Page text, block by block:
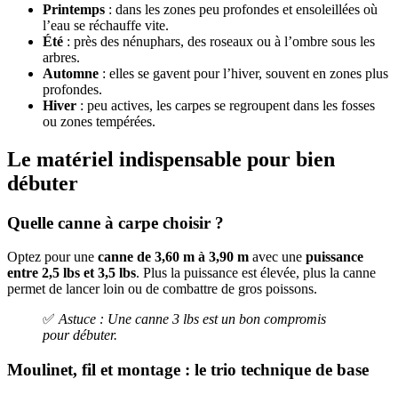
Printemps : dans les zones peu profondes et ensoleillées où
l’eau se réchauffe vite.
Été : près des nénuphars, des roseaux ou à l’ombre sous les
arbres.
Automne : elles se gavent pour l’hiver, souvent en zones plus
profondes.
Hiver : peu actives, les carpes se regroupent dans les fosses
ou zones tempérées.
Le matériel indispensable pour bien
débuter
Quelle canne à carpe choisir ?
Optez pour une canne de 3,60 m à 3,90 m avec une puissance
entre 2,5 lbs et 3,5 lbs. Plus la puissance est élevée, plus la canne
permet de lancer loin ou de combattre de gros poissons.
✅ Astuce : Une canne 3 lbs est un bon compromis
pour débuter.
Moulinet, fil et montage : le trio technique de base